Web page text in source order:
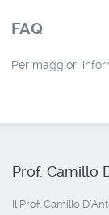
FAQ
Per maggiori
Prof. Camillo
Il Prof. Camillo